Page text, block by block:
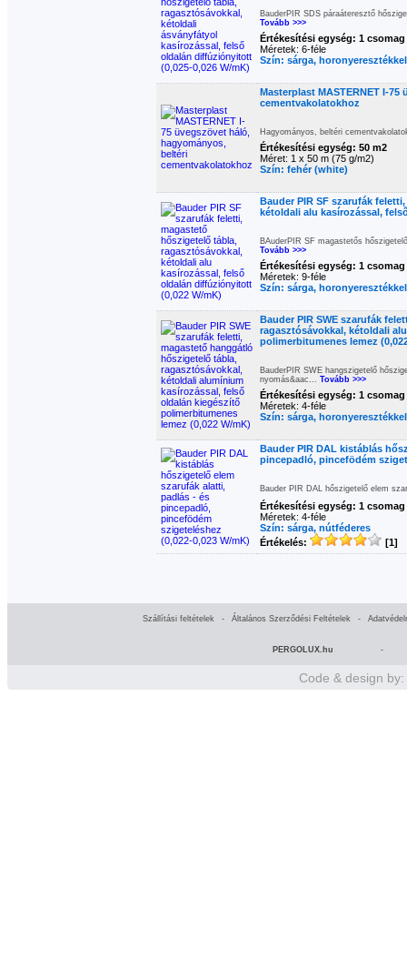
BauderPIR SDS páraáteresztő
Tovább >>>
Értékesítési egység: 1 csomag
Méretek: 6-féle
Szín: sárga, horonyeresztékkel
Masterplast MASTERNET I-
cementvakolatokhoz
Hagyományos, beltéri
Értékesítési egység: 50 m2
Méret: 1 x 50 m (75 g/m2)
Szín: fehér (white)
Bauder PIR SF szarufák
kétoldali alu kasírozással,
BAuderPIR SF magastetős
Tovább >>>
Értékesítési egység: 1 csomag
Méretek: 9-féle
Szín: sárga, horonyeresztékkel
Bauder PIR SWE szarufák
ragasztósávokkal, kétoldali
polimerbitumenes lemez
BauderPIR SWE hangszigetelő
nyomás&aac... Tovább >>>
Értékesítési egység: 1 csomag
Méretek: 4-féle
Szín: sárga, horonyeresztékkel
Bauder PIR DAL kistáblás
pincepadló, pincefödém
Bauder PIR DAL hőszigetelő elem
Értékesítési egység: 1 csomag
Méretek: 4-féle
Szín: sárga, nútféderes
Értékelés:
[1]
Szállítási feltételek - Általános Szerződési Feltételek -
PERGOLUX.hu -
Code & design by: